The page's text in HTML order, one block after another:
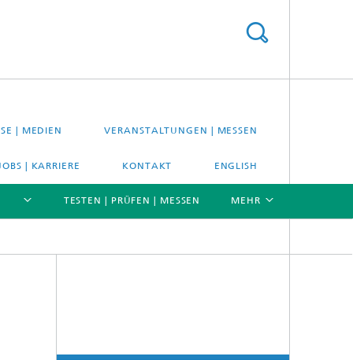
| MEDIEN VERANSTALTUNGEN | MESSEN
| KARRIERE KONTAKT ENGLISH
Klimasimulation und
TESTEN | PRÜFEN | MESSEN MEHR